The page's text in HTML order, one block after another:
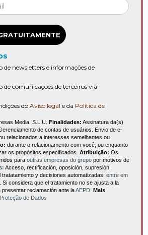
de newsletters e informações de
comunicações de terceiros via
do Aviso legal e da Política de
Media, S.L.U. Finalidades: Assinatura da(s)
de contas de usuários. Envio de e-
relacionados a interesses semelhantes ou
durante o relacionamento com você, ou enquanto
os propósitos especificados. Atribuição: Os
para outras empresas do grupo por motivos de
Acceso, rectificación, oposición, supresión,
tratatamiento y decisiones automatizadas: entre em
. Si considera que el tratamiento no se ajusta a la
reclamación ante laAEPD Mais
de Dados